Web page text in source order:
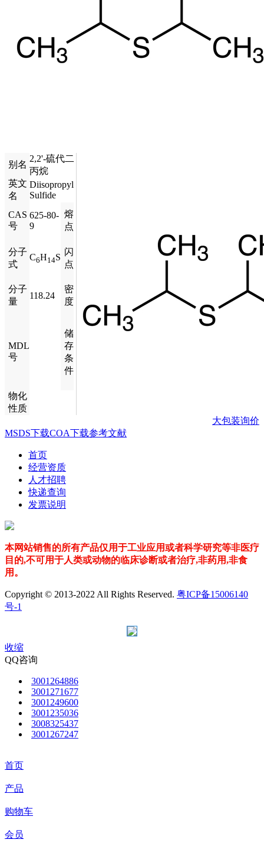
别名
2,2'-硫代二
丙烷
英文
名
Diisopropyl
Sulfide
CAS
号
625-80-
9
熔
点
分子
式
C6H14S
闪
点
分子
量
118.24
密
度
MDL
号
储
存
条
件
物化
性质
大包装询价
MSDS下载COA下载参考文献
首页
经营资质
人才招聘
快递查询
发票说明
本网站销售的所有产品仅用于工业应用或者科学研究等非医疗
目的,不可用于人类或动物的临床诊断或者治疗,非药用,非食
用。
Copyright © 2013-2022 All Rights Reserved. 粤ICP备15006140
号-1
收缩
QQ咨询
3001264886
3001271677
3001249600
3001235036
3008325437
3001267247
首页
产品
购物车
会员